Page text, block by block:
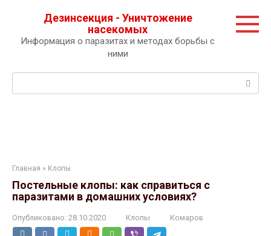
Дезинсекция - Уничтожение
насекомых
Информация о паразитах и методах борьбы с
ними
Главная » Клопы
Постельные клопы: как справиться с
паразитами в домашних условиях?
Опубликовано: 28.10.2020 Клопы Комаров